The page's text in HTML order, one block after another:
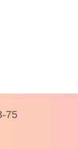
75